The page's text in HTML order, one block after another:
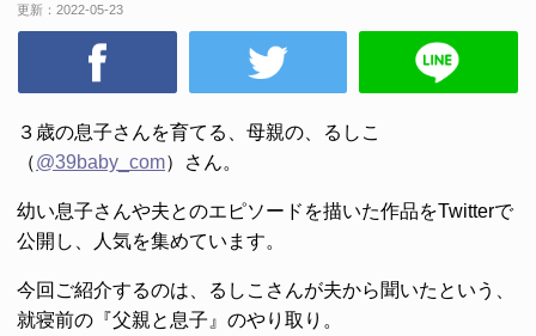
更新： 2022-05-23
３歳の息子さんを育てる、母親の、るしこ
（@39baby_com）さん。
幼い息子さんや夫とのエピソードを描いた作品をTwitterで
公開し、人気を集めています。
今回ご紹介するのは、るしこさんが夫から聞いたという、
就寝前の『父親と息子』のやり取り。